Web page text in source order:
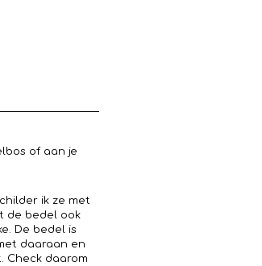
of aan je
ik ze met
de bedel ook
De bedel is
daaraan en
Check daarom